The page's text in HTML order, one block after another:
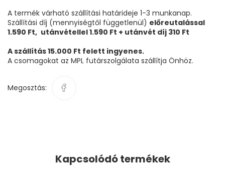
A termék várható szállítási határideje 1-3 munkanap.
Szállítási díj (mennyiségtől függetlenül) előreutalással
1.590 Ft, utánvétellel 1.590 Ft + utánvét díj 310 Ft
A szállítás 15.000 Ft felett ingyenes.
A csomagokat az MPL futárszolgálata szállítja Önhöz.
Megosztás:
Kapcsolódó termékek